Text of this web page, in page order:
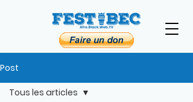
Post
Tous les articles